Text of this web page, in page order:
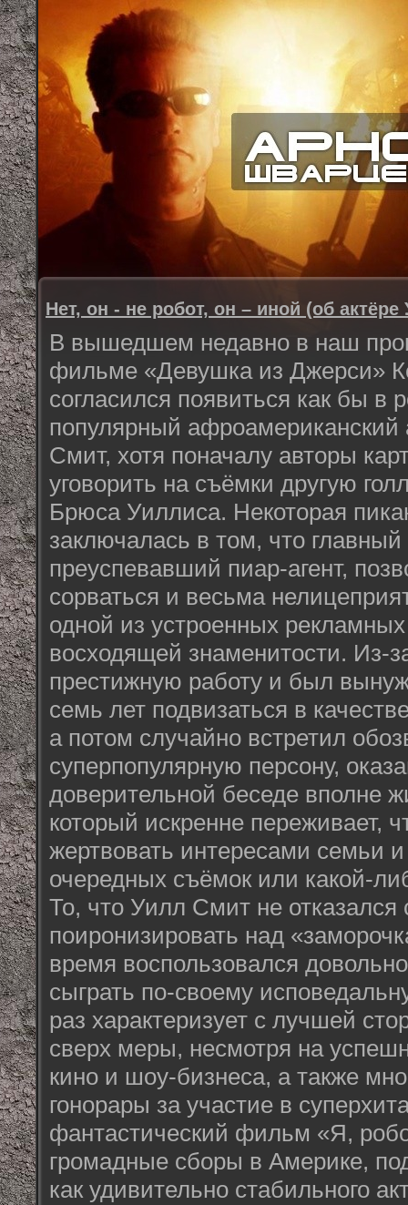
Нет, он - не робот, он – иной (об
В вышедшем недавно в наш
фильме «Девушка из Джерси»
согласился появиться как бы в
популярный афроамериканский
Смит, хотя поначалу авторы
уговорить на съёмки другую
Брюса Уиллиса. Некоторая
заключалась в том, что главный
преуспевавший пиар-агент,
сорваться и весьма
одной из устроенных
восходящей знаменитости. Из-
престижную работу и был
семь лет подвизаться в
а потом случайно встретил
суперпопулярную персону,
доверительной беседе вполне
который искренне переживает,
жертвовать интересами семьи
очередных съёмок или какой-
То, что Уилл Смит не отказался
поиронизировать над
время воспользовался
сыграть по-своему
раз характеризует с лучшей
сверх меры, несмотря на
кино и шоу-бизнеса, а также
гонорары за участие в
фантастический фильм «Я,
громадные сборы в Америке,
как удивительно стабильного